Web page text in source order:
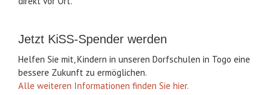
Jetzt KiSS-Spender werden
Helfen Sie mit, Kindern in unseren Dorfschulen in Togo eine
bessere Zukunft zu ermöglichen.
Alle weiteren Informationen finden Sie hier.